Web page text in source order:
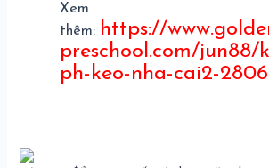
Xem
thêm: https://
preschool.com/jun88/
ph-keo-nha-cai2-